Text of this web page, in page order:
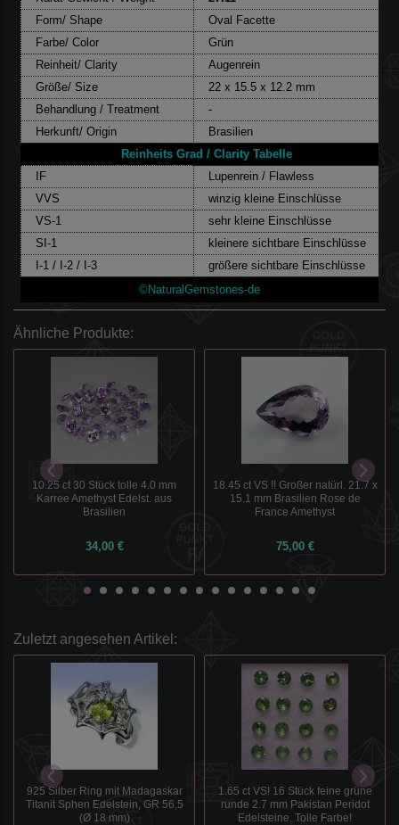
Form/ Shape
Oval Facette
Farbe/ Color
Grün
Reinheit/ Clarity
Augenrein
Größe/ Size
22 x 15.5 x 12.2 mm
Behandlung / Treatment
-
Herkunft/ Origin
Brasilien
Reinheits Grad / Clarity Tabelle
IF
Lupenrein / Flawless
VVS
winzig kleine Einschlüsse
VS-1
sehr kleine Einschlüsse
SI-1
kleinere sichtbare Einschlüsse
I-1 / I-2 / I-3
größere sichtbare Einschlüsse
©NaturalGemstones-de
Ähnliche Produkte:
10.25 ct 30 Stück tolle 4.0 mm
Karree Amethyst Edelst. aus
Brasilien
34,00 €
18.45 ct VS !! Großer natürl. 21.7 x
15.1 mm Brasilien Rose de
France Amethyst
75,00 €
Zuletzt angesehen Artikel:
925 Silber Ring mit Madagaskar
Titanit Sphen Edelstein, GR 56,5
(Ø 18 mm)
1.65 ct VS! 16 Stück feine grüne
runde 2.7 mm Pakistan Peridot
Edelsteine. Tolle Farbe!